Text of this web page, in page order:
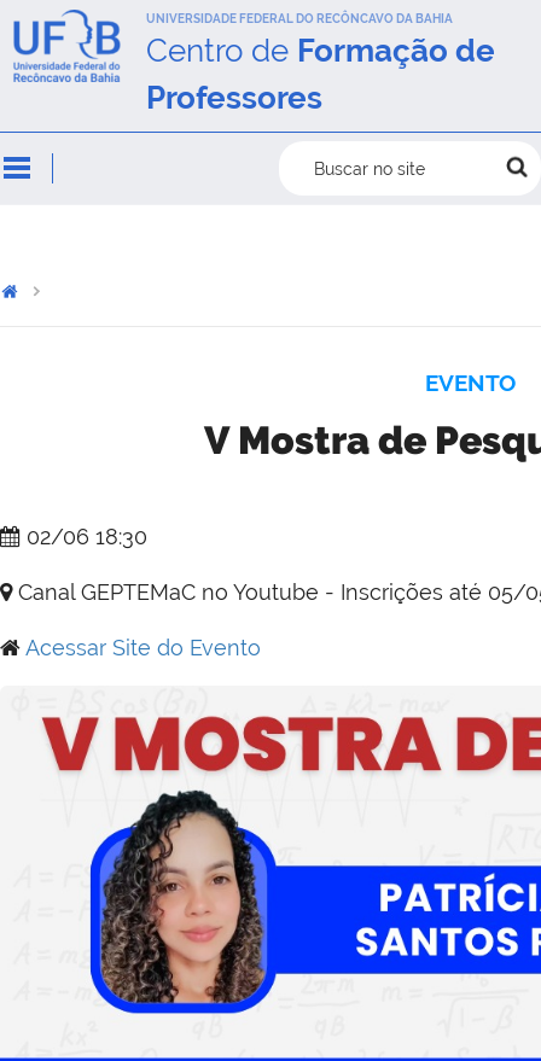
UNIVERSIDADE FEDERAL DO RECÔNCAVO DA BAHIA
Centro de Formação de
Professores
Buscar no site
EVENTO
V Mostra de
02/06 18:30
Canal GEPTEMaC no Youtube - Inscrições até 05/
Acessar Site do Evento